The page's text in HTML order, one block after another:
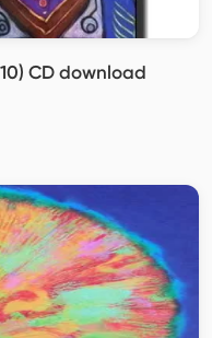
CD download